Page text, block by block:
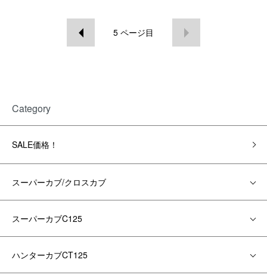
5 ページ目
Category
SALE価格！
スーパーカブ/クロスカブ
スーパーカブC125
ハンターカブCT125